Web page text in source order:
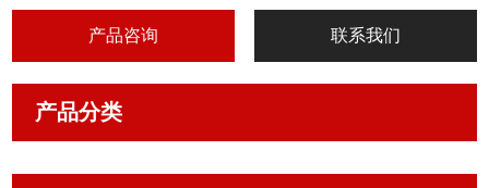
产品咨询 联系我们
产品分类